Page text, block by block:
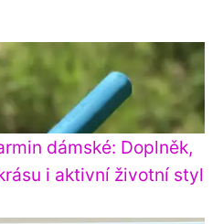
dámské: Doplněk,
i aktivní životní styl